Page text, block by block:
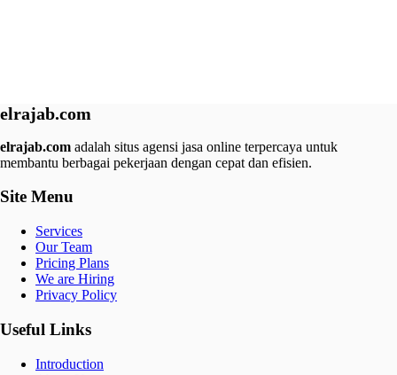
elrajab.com
elrajab.com adalah situs agensi jasa online terpercaya untuk
membantu berbagai pekerjaan dengan cepat dan efisien.
Site Menu
Services
Our Team
Pricing Plans
We are Hiring
Privacy Policy
Useful Links
Introduction